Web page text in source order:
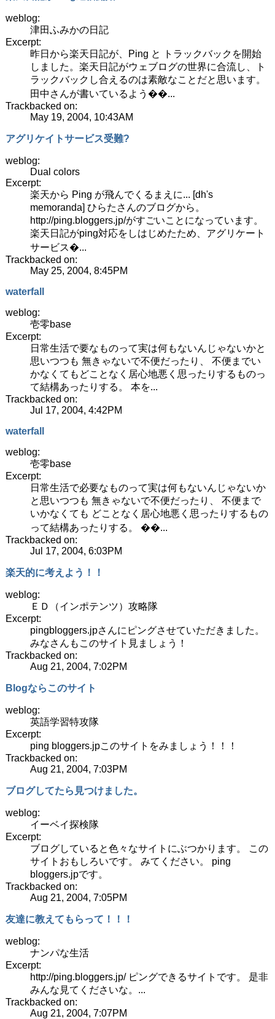
weblog:
津田ふみかの日記
Excerpt:
昨日から楽天日記が、Ping と トラックバックを開始
しました。楽天日記がウェブログの世界に合流し、ト
ラックバックし合えるのは素敵なことだと思います。
田中さんが書いているよう��...
Trackbacked on:
May 19, 2004, 10:43AM
アグリケイトサービス受難?
weblog:
Dual colors
Excerpt:
楽天から Ping が飛んでくるまえに... [dh's
memoranda] ひらたさんのブログから。
http://ping.bloggers.jp/がすごいことになっています。
楽天日記がping対応をしはじめたため、アグリケート
サービス�...
Trackbacked on:
May 25, 2004, 8:45PM
waterfall
weblog:
壱零base
Excerpt:
日常生活で要なものって実は何もないんじゃないかと
思いつつも 無きゃないで不便だったり、 不便までい
かなくてもどことなく居心地悪く思ったりするものっ
て結構あったりする。 本を...
Trackbacked on:
Jul 17, 2004, 4:42PM
waterfall
weblog:
壱零base
Excerpt:
日常生活で必要なものって実は何もないんじゃないか
と思いつつも 無きゃないで不便だったり、 不便まで
いかなくても どことなく居心地悪く思ったりするもの
って結構あったりする。 ��...
Trackbacked on:
Jul 17, 2004, 6:03PM
楽天的に考えよう！！
weblog:
ＥＤ（インポテンツ）攻略隊
Excerpt:
pingbloggers.jpさんにピングさせていただきました。
みなさんもこのサイト見ましょう！
Trackbacked on:
Aug 21, 2004, 7:02PM
Blogならこのサイト
weblog:
英語学習特攻隊
Excerpt:
ping bloggers.jpこのサイトをみましょう！！！
Trackbacked on:
Aug 21, 2004, 7:03PM
ブログしてたら見つけました。
weblog:
イーベイ探検隊
Excerpt:
ブログしていると色々なサイトにぶつかります。 この
サイトおもしろいです。 みてください。 ping
bloggers.jpです。
Trackbacked on:
Aug 21, 2004, 7:05PM
友達に教えてもらって！！！
weblog:
ナンパな生活
Excerpt:
http://ping.bloggers.jp/ ピングできるサイトです。 是非
みんな見てくださいな。...
Trackbacked on:
Aug 21, 2004, 7:07PM